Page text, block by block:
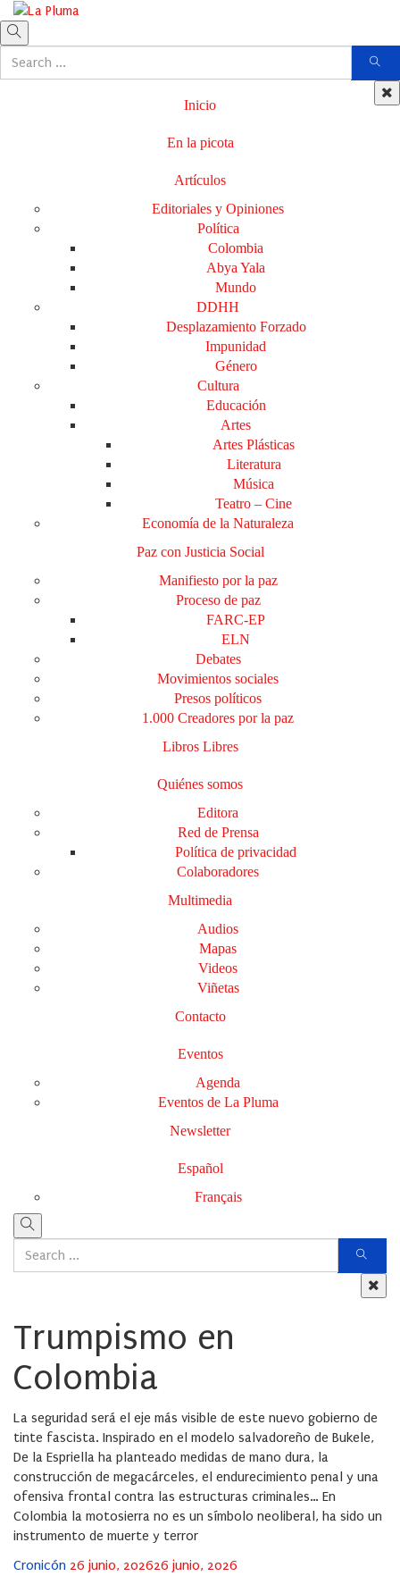
Inicio
En la picota
Artículos
Editoriales y Opiniones
Política
Colombia
Abya Yala
Mundo
DDHH
Desplazamiento Forzado
Impunidad
Género
Cultura
Educación
Artes
Artes Plásticas
Literatura
Música
Teatro – Cine
Economía de la Naturaleza
Paz con Justicia Social
Manifiesto por la paz
Proceso de paz
FARC-EP
ELN
Debates
Movimientos sociales
Presos políticos
1.000 Creadores por la paz
Libros Libres
Quiénes somos
Editora
Red de Prensa
Política de privacidad
Colaboradores
Multimedia
Audios
Mapas
Videos
Viñetas
Contacto
Eventos
Agenda
Eventos de La Pluma
Newsletter
Español
Français
Trumpismo en
Colombia
La seguridad será el eje más visible de este nuevo gobierno de
tinte fascista. Inspirado en el modelo salvadoreño de Bukele,
De la Espriella ha planteado medidas de mano dura, la
construcción de megacárceles, el endurecimiento penal y una
ofensiva frontal contra las estructuras criminales… En
Colombia la motosierra no es un símbolo neoliberal, ha sido un
instrumento de muerte y terror
Cronicón Posted
26 junio, 202626 junio, 2026